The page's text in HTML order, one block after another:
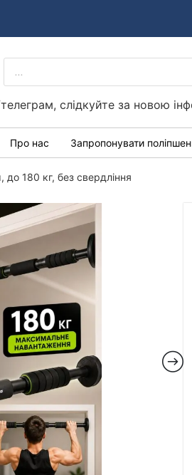
PRODUCTS
SEARCH
слідкуйте за новою
Про нас Запропонувати
180 кг, без свердління